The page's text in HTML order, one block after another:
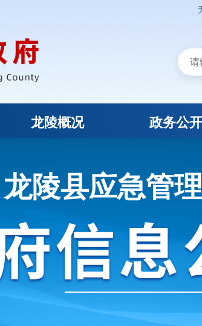
龙陵概况 政务公开
龙陵县应急管